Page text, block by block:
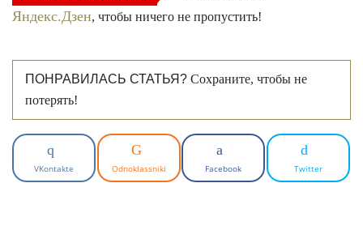
Яндекс.Дзен, чтобы ничего не пропустить!
ПОНРАВИЛАСЬ СТАТЬЯ? Сохраните, чтобы не
потерять!
VKontakte Odnoklassniki Facebook Twitter